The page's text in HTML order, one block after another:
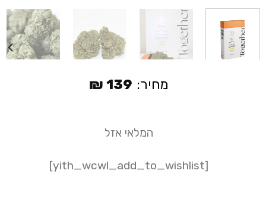
מחיר: 139
₪
המלאי אזל